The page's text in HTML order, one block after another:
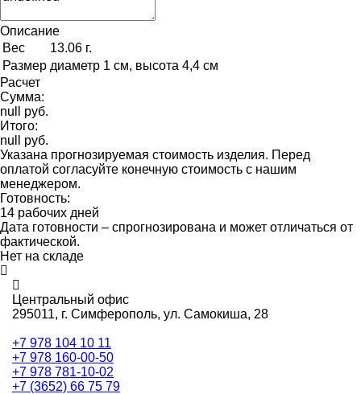
Описание
Вес
13.06 г.
Размер диаметр 1 см, высота 4,4 см
Расчет
Сумма:
null руб.
Итого:
null руб.
Указана прогнозируемая стоимость изделия. Перед
оплатой согласуйте конечную стоимость с нашим
менеджером.
Готовность:
14 рабочих дней
Дата готовности – спрогнозирована и может отличаться от
фактической.
Нет на складе
Центральный офис
295011, г. Симферополь, ул. Самокиша, 28
+7 978 104 10 11
+7 978 160-00-50
+7 978 781-10-02
+7 (3652) 66 75 79